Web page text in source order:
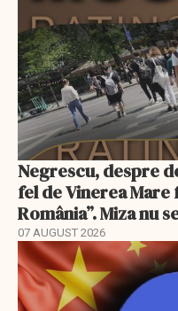
Negrescu, despre
fel de Vinerea
România”. Miza nu
07 AUGUST 2026